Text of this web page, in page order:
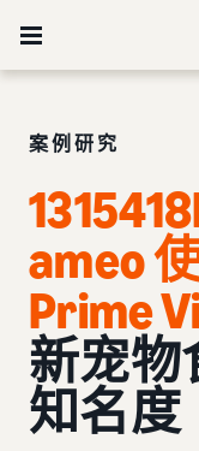
案例研究
ameo
Prime
新宠物
知名度